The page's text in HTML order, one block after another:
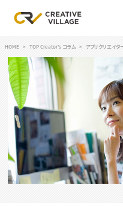
ログイン
RECRUIT
クリエイター求人を探す
CREATIVE JOB求人検
特集求人
採用説明会
HOME TOP Creator's コラム アプリクリエイタ